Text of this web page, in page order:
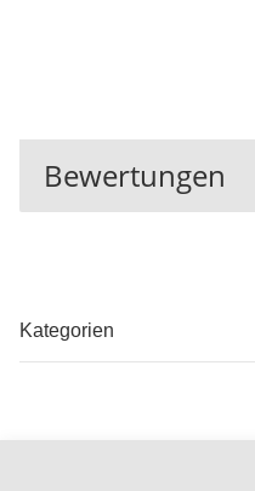
Bewertungen
Kategorien